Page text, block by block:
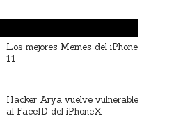
Los mejores Memes del iPhone
11
Hacker Arya vuelve vulnerable
al FaceID del iPhoneX